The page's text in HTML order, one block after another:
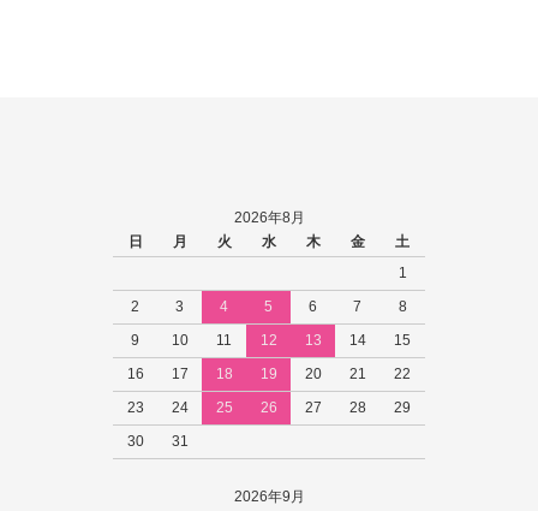
2026年8月
日
月 火 水 木 金
土
1
2
3 4 5 6 7
8
9
10 11 12 13 14
15
16
17 18 19 20 21
22
23
24 25 26 27 28
29
30
31
2026年9月